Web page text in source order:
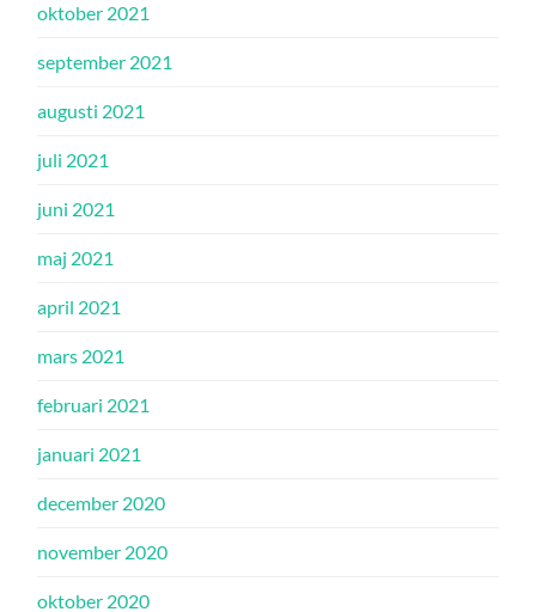
oktober 2021
september 2021
augusti 2021
juli 2021
juni 2021
maj 2021
april 2021
mars 2021
februari 2021
januari 2021
december 2020
november 2020
oktober 2020